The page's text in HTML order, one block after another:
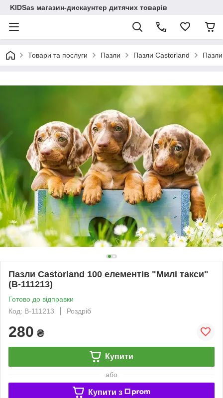
KIDSas магазин-дискаунтер дитячих товарів
Товари та послуги Пазли Пазли Castorland
Пазли Castorland 100 елементів "Милі такси"
(B-111213)
Готово до відправки
Код: B-111213
Роздріб
280 ₴
Купити
або
Купити з